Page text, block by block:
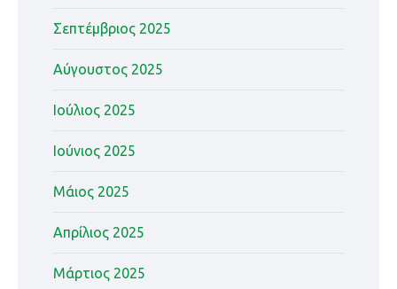
Σεπτέμβριος 2025
Αύγουστος 2025
Ιούλιος 2025
Ιούνιος 2025
Μάιος 2025
Απρίλιος 2025
Μάρτιος 2025